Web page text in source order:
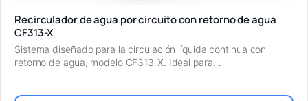
Recirculador de agua por circuito con retorno de agua
CF313-X
Sistema diseñado para la circulación líquida continua con
retorno de agua, modelo CF313-X. Ideal para…